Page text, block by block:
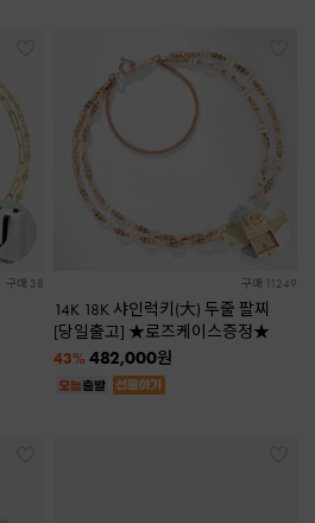
구매 38 구매 11249
14K 18K 샤인럭키(大) 두줄 팔찌
[당일출고] ★로즈케이스증정★
43% 482,000원